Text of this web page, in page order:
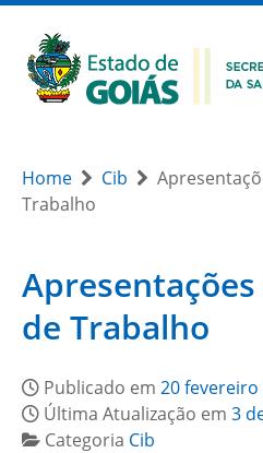
Home Cib
Trabalho
de Trabalho
Publicado em 20 fevereiro
Última Atualização em 3
Categoria Cib